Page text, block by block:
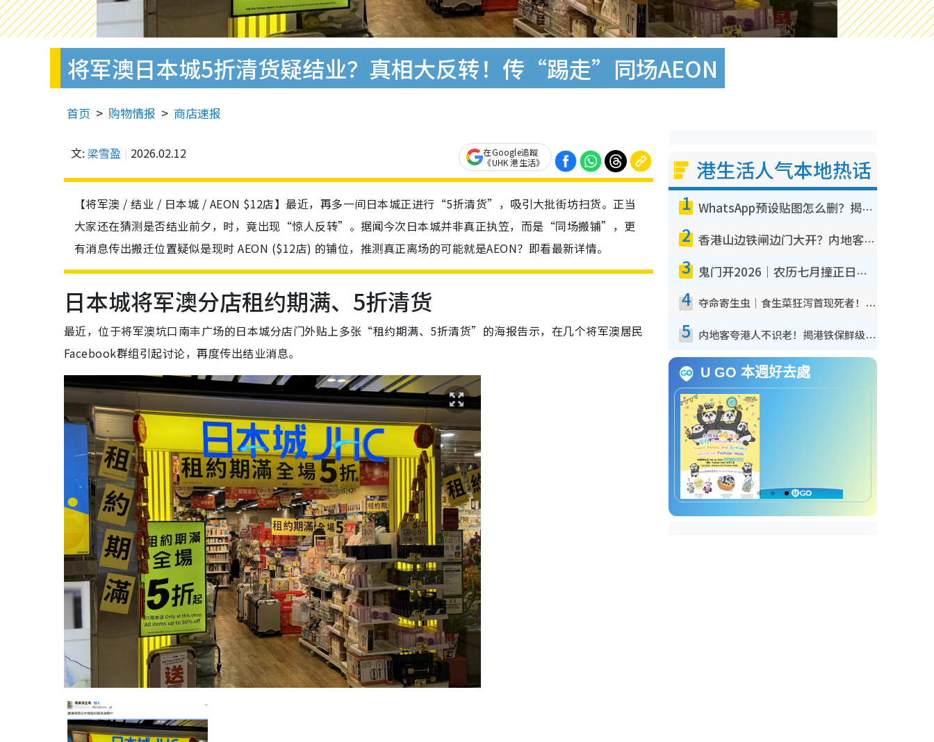
将军澳日本城5折清货疑结业？真相大反转！传“踢走”同场AEON
首页 购物情报 商店速报
文: 梁雪盈 2026.02.12
在Google追蹤
《UHK 港生活》
【将军澳 / 结业 / 日本城 / AEON $12店】最近，再多一间日本城正进行“5折清货”，吸引大批街坊扫货。正当
大家还在猜测是否结业前夕，时，竟出现“惊人反转”。据闻今次日本城并非真正执笠，而是“同场搬铺”，更
有消息传出搬迁位置疑似是现时 AEON ($12店) 的铺位，推测真正离场的可能就是AEON？即看最新详情。
日本城将军澳分店租约期满、5折清货
最近，位于将军澳坑口南丰广场的日本城分店门外贴上多张“租约期满、5折清货”的海报告示，在几个将军澳居民
Facebook群组引起讨论，再度传出结业消息。
港生活人气本地热话
1 WhatsApp预设贴图怎么删？揭秘1招“反向操作”还原简洁界面 附3步实测教程
2 香港山边铁闸边门大开？内地客困惑意义何在！网友神回复：这种叫法理性防御
3 鬼门开2026｜农历七月撞正日全食特别邪？专家警告切忌做一事！揭4大禁忌+2招保平安
4 夺命寄生虫｜食生菜狂泻首现死者！疫潮恶化录1.8万宗病例 揭洗菜3大谬误
5 内地客夸港人不识老！揭港铁保鲜级冷气 港人求放过：别投诉
U GO 本週好去處